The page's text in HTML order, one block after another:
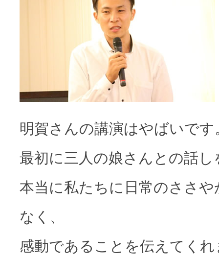
明賀さんの講演はやばいです
最初に三人の娘さんとの話
本当に私たちに日常のささ
なく、
感動であることを伝えてくれ